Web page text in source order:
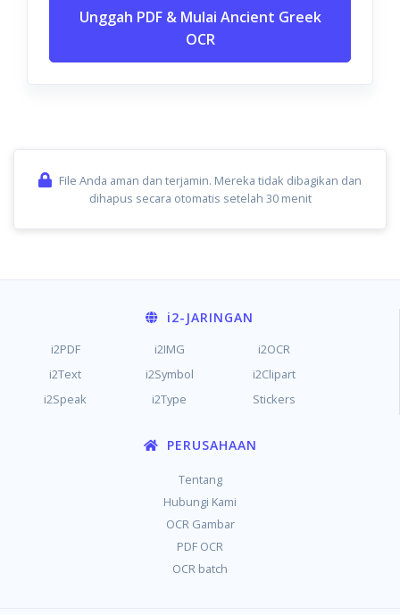
Unggah PDF & Mulai Ancient Greek
OCR
File Anda aman dan terjamin. Mereka tidak dibagikan dan
dihapus secara otomatis setelah 30 menit
i2-JARINGAN
i2PDF i2IMG
i2OCR
i2Text
i2Symbol
i2Clipart
i2Speak
i2Type Stickers
PERUSAHAAN
Tentang
Hubungi Kami
OCR Gambar
PDF OCR
OCR batch